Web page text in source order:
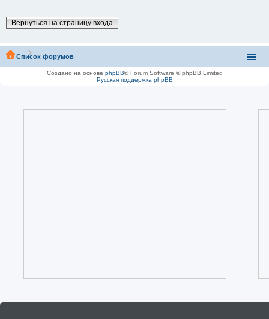
Вернуться на страницу входа
Список форумов
Создано на основе phpBB® Forum Software © phpBB Limited
Русская поддержка phpBB